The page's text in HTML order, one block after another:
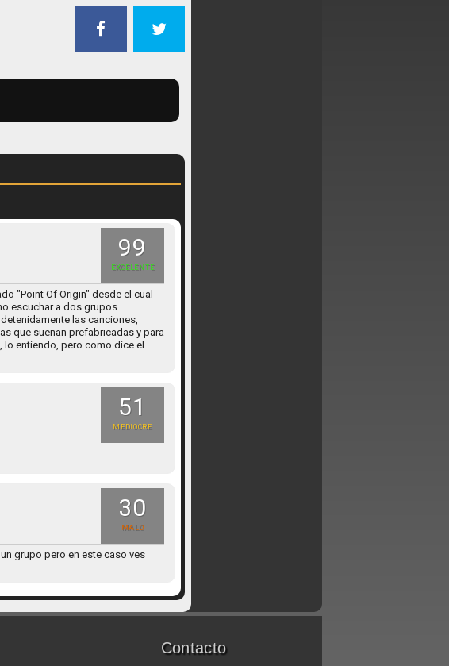
99
EXCELENTE
"Point Of Origin" desde el cual
escuchar a dos grupos
las canciones,
que suenan prefabricadas y para
lo entiendo, pero como dice el
51
MEDIOCRE
30
MALO
grupo pero en este caso ves
Contacto